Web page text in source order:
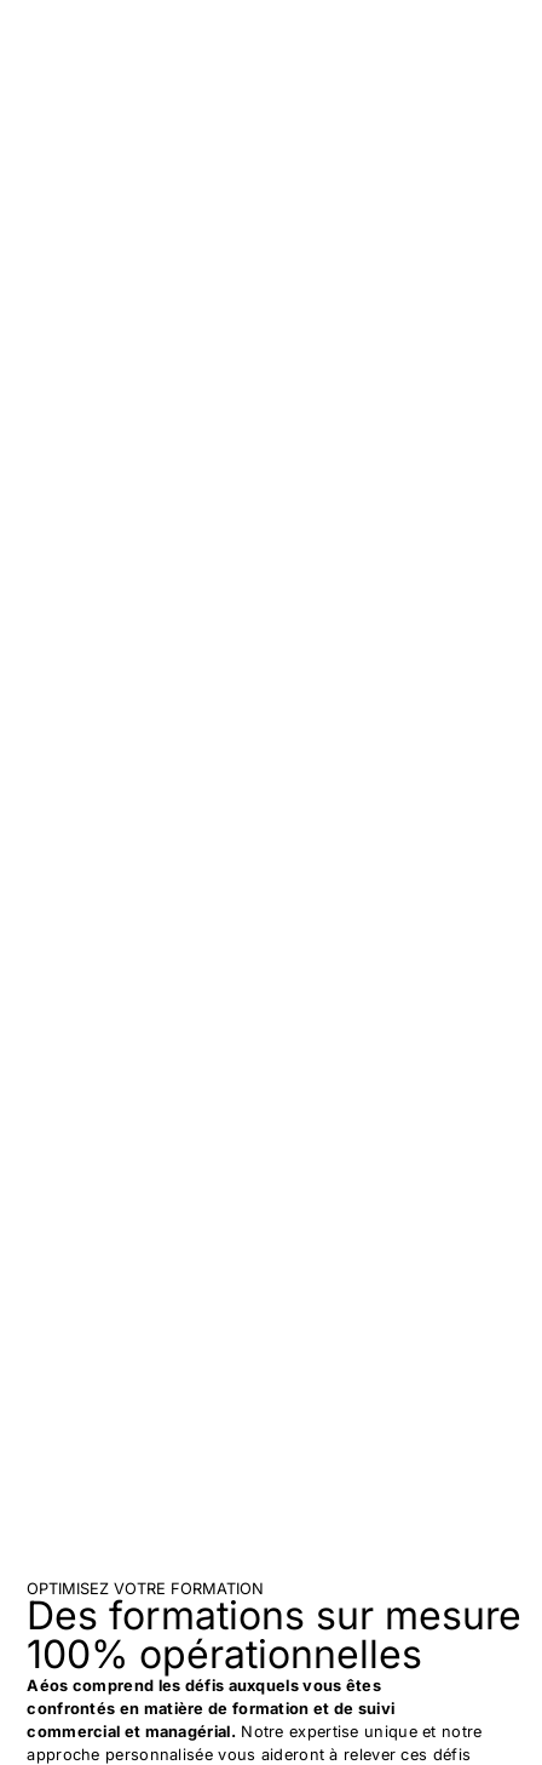
OPTIMISEZ VOTRE FORMATION
Des formations sur mesure
100% opérationnelles
Aéos comprend les défis auxquels vous êtes
confrontés en matière de formation et de suivi
commercial et managérial. Notre expertise unique et notre
approche personnalisée vous aideront à relever ces défis